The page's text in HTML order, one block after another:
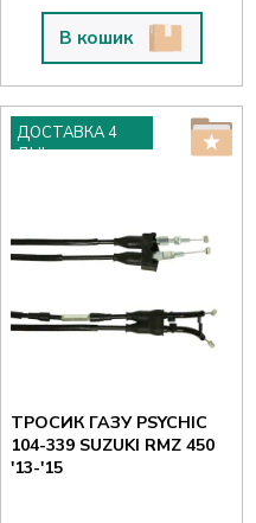
В кошик
ДОСТАВКА 4
ДНІ
ТРОСИК ГАЗУ PSYCHIC
104-339 SUZUKI RMZ 450
'13-'15